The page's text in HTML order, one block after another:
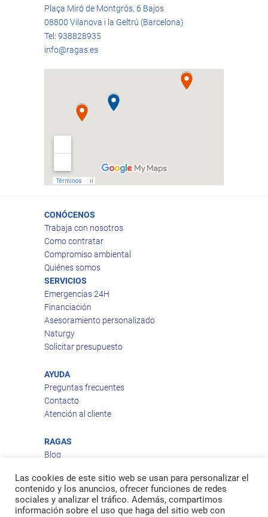
Plaça Miró de Montgrós, 6 Bajos
08800 Vilanova i la Geltrú (Barcelona)
Tel: 938828935
info@ragas.es
CONÓCENOS
Trabaja con nosotros
Como contratar
Compromiso ambiental
Quiénes somos
SERVICIOS
Emergencias 24H
Financiación
Asesoramiento personalizado
Naturgy
Solicitar presupuesto
AYUDA
Preguntas frecuentes
Contacto
Atención al cliente
RAGAS
Blog
Política de privacidad
Política de cookies
Política de envío
Las cookies de este sitio web se usan para personalizar el
contenido y los anuncios, ofrecer funciones de redes
sociales y analizar el tráfico. Además, compartimos
información sobre el uso que haga del sitio web con